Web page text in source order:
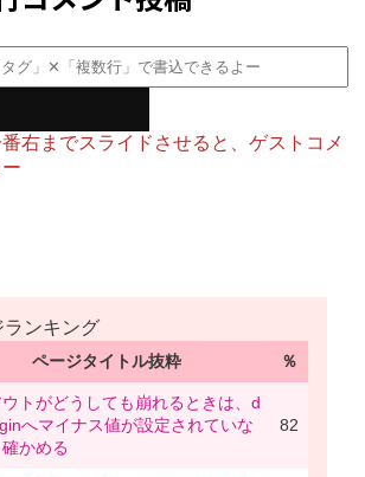
右までスライドさせると、ゲストコメ
ンキング
ページタイトル抜粋 ％
ウトがどうしても崩れるときは、d
へマイナス値が設定されていな
かめる
82